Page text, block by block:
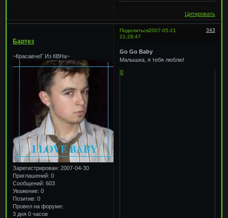
Цитировать
Поделиться 343
2007-05-21
21:28:47
Бартез
~КрасавчеГ Из КВНа~
Зарегистрирован: 2007-04-30
Приглашений: 0
Сообщений: 603
Уважение: 0
Позитив: 0
Провел на форуме:
3 дня 0 часов
Go Go Baby
Малышка, я тебя люблю!
0